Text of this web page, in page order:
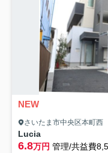
NEW
さいたま市中央区本町西
Lucia
6.8万円 管理/共益費